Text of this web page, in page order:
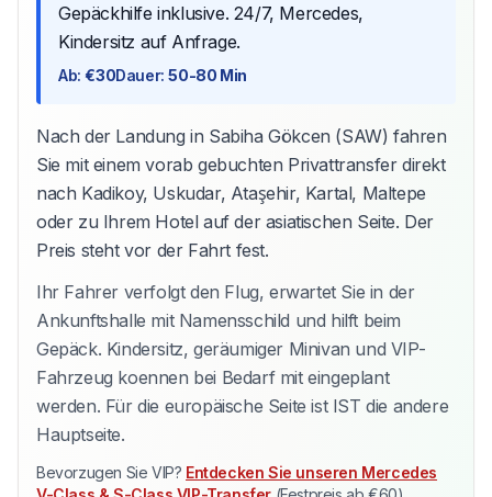
Gepäckhilfe inklusive. 24/7, Mercedes,
Kindersitz auf Anfrage.
Ab: €30Dauer: 50-80 Min
Nach der Landung in Sabiha Gökcen (SAW) fahren
Sie mit einem vorab gebuchten Privattransfer direkt
nach Kadikoy, Uskudar, Ataşehir, Kartal, Maltepe
oder zu Ihrem Hotel auf der asiatischen Seite. Der
Preis steht vor der Fahrt fest.
Ihr Fahrer verfolgt den Flug, erwartet Sie in der
Ankunftshalle mit Namensschild und hilft beim
Gepäck. Kindersitz, geräumiger Minivan und VIP-
Fahrzeug koennen bei Bedarf mit eingeplant
werden. Für die europäische Seite ist IST die andere
Hauptseite.
Bevorzugen Sie VIP? Entdecken Sie unseren Mercedes